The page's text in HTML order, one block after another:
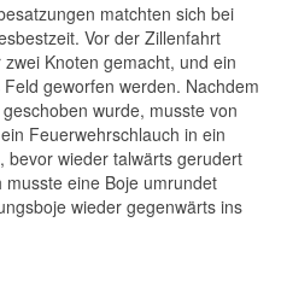
matchten sich bei
Vor der Zillenfahrt
Knoten gemacht, und ein
geworfen werden. Nachdem
wurde, musste von
Feuerwehrschlauch in ein
bevor wieder talwärts gerudert
eine Boje umrundet
wieder gegenwärts ins